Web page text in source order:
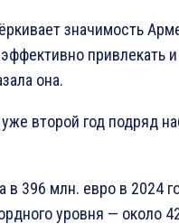
значимость
привлекать
она.
второй год подряд
в 396 млн. евро в 2024
уровня — около